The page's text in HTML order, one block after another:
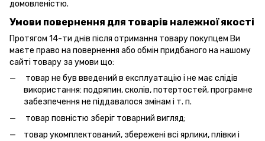
домовленістю.
Умови повернення для товарів належної якості
Протягом 14-ти днів після отримання товару покупцем Ви
маєте право на повернення або обмін придбаного на нашому
сайті товару за умови що:
товар не був введений в експлуатацію і не має слідів
використання: подряпин, сколів, потертостей, програмне
забезпечення не піддавалося змінам і т. п.
товар повністю зберіг товарний вигляд;
товар укомплектований, збережені всі ярлики, плівки і